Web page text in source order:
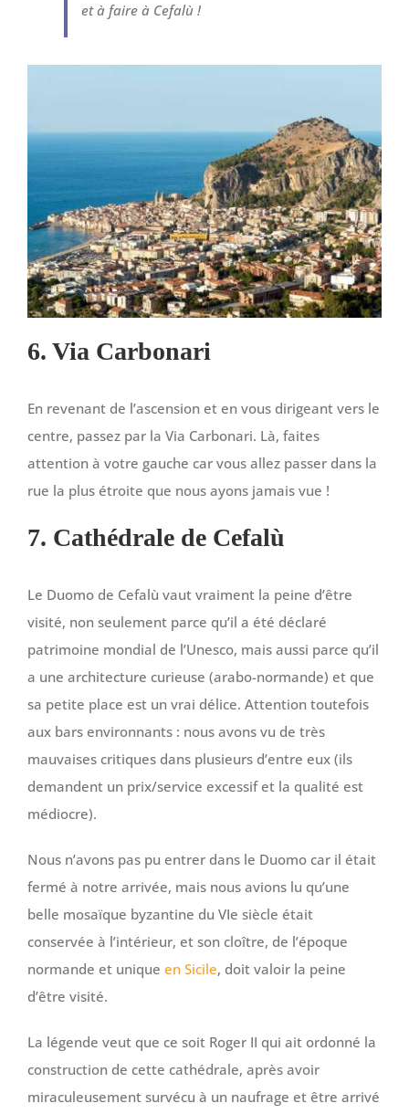
et à faire à Cefalù !
6. Via Carbonari
En revenant de l’ascension et en vous dirigeant vers le
centre, passez par la Via Carbonari. Là, faites
attention à votre gauche car vous allez passer dans la
rue la plus étroite que nous ayons jamais vue !
7. Cathédrale de Cefalù
Le Duomo de Cefalù vaut vraiment la peine d’être
visité, non seulement parce qu’il a été déclaré
patrimoine mondial de l’Unesco, mais aussi parce qu’il
a une architecture curieuse (arabo-normande) et que
sa petite place est un vrai délice. Attention toutefois
aux bars environnants : nous avons vu de très
mauvaises critiques dans plusieurs d’entre eux (ils
demandent un prix/service excessif et la qualité est
médiocre).
Nous n’avons pas pu entrer dans le Duomo car il était
fermé à notre arrivée, mais nous avions lu qu’une
belle mosaïque byzantine du VIe siècle était
conservée à l’intérieur, et son cloître, de l’époque
normande et unique en Sicile, doit valoir la peine
d’être visité.
La légende veut que ce soit Roger II qui ait ordonné la
construction de cette cathédrale, après avoir
miraculeusement survécu à un naufrage et être arrivé